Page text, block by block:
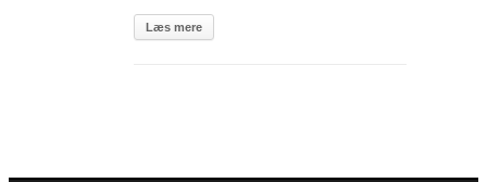
Læs mere